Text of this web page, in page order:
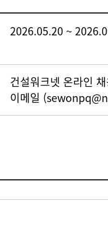
2026.05.20 ~
건설워크넷 온라인
이메일